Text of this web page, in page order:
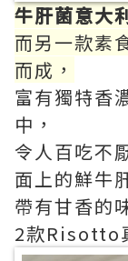
牛肝菌意大
而另一款素
而成，
富有獨特香
中，
令人百吃不
面上的鮮牛
帶有甘香的
2款Risotto